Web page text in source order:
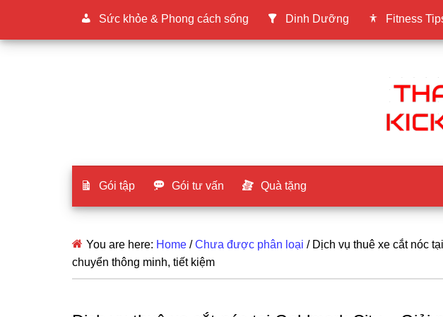
Sức khỏe & Phong cách sống Dinh Dưỡng Fitness
Gói tập Gói tư vấn Quà tặng
You are here: Home / Chưa được phân loại /Dịch vụ thuê xe cắt nóc
chuyển thông minh, tiết kiệm